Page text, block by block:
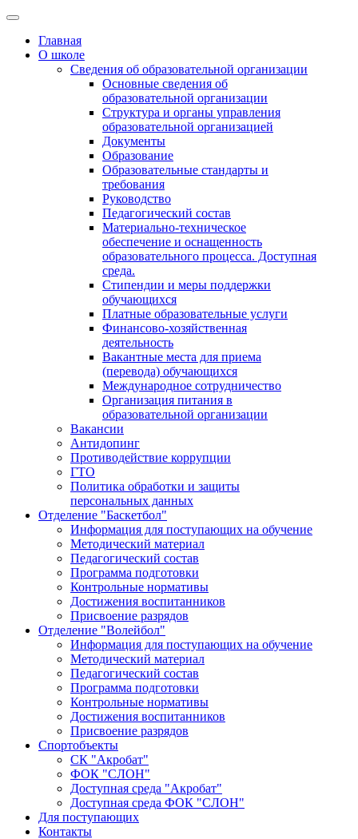
Главная
О школе
Сведения об образовательной организации
Основные сведения об
образовательной организации
Структура и органы управления
образовательной организацией
Документы
Образование
Образовательные стандарты и
требования
Руководство
Педагогический состав
Материально-техническое
обеспечение и оснащенность
образовательного процесса. Доступная
среда.
Стипендии и меры поддержки
обучающихся
Платные образовательные услуги
Финансово-хозяйственная
деятельность
Вакантные места для приема
(перевода) обучающихся
Международное сотрудничество
Организация питания в
образовательной организации
Вакансии
Антидопинг
Противодействие коррупции
ГТО
Политика обработки и защиты
персональных данных
Отделение "Баскетбол"
Информация для поступающих на обучение
Методический материал
Педагогический состав
Программа подготовки
Контрольные нормативы
Достижения воспитанников
Присвоение разрядов
Отделение "Волейбол"
Информация для поступающих на обучение
Методический материал
Педагогический состав
Программа подготовки
Контрольные нормативы
Достижения воспитанников
Присвоение разрядов
Спортобъекты
СК "Акробат"
ФОК "СЛОН"
Доступная среда "Акробат"
Доступная среда ФОК "СЛОН"
Для поступающих
Контакты